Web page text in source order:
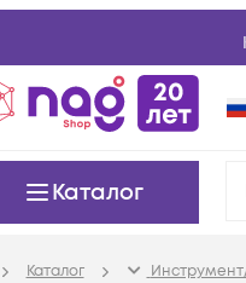
Каталог
Каталог